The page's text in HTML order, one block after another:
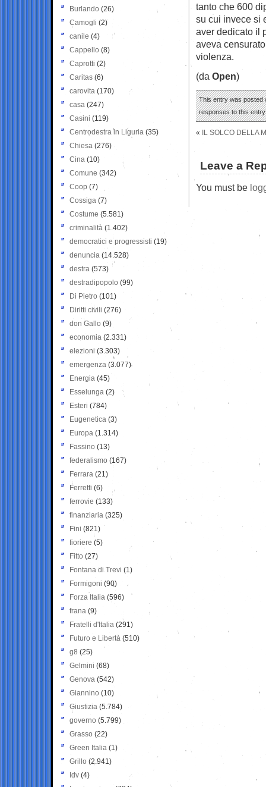
tanto che 600
su cui invece si
aver dedicato il
aveva
violenza.
(da Open)
This entry was posted
responses to this
« IL SOLCO DELLA
Leave a
You must be
Burlando (26)
Camogli (2)
canile (4)
Cappello (8)
Caprotti (2)
Caritas (6)
carovita (170)
casa (247)
Casini (119)
Centrodestra in Liguria (35)
Chiesa (276)
Cina (10)
Comune (342)
Coop (7)
Cossiga (7)
Costume (5.581)
criminalità (1.402)
democratici e progressisti (19)
denuncia (14.528)
destra (573)
destradipopolo (99)
Di Pietro (101)
Diritti civili (276)
don Gallo (9)
economia (2.331)
elezioni (3.303)
emergenza (3.077)
Energia (45)
Esselunga (2)
Esteri (784)
Eugenetica (3)
Europa (1.314)
Fassino (13)
federalismo (167)
Ferrara (21)
Ferretti (6)
ferrovie (133)
finanziaria (325)
Fini (821)
fioriere (5)
Fitto (27)
Fontana di Trevi (1)
Formigoni (90)
Forza Italia (596)
frana (9)
Fratelli d'Italia (291)
Futuro e Libertà (510)
g8 (25)
Gelmini (68)
Genova (542)
Giannino (10)
Giustizia (5.784)
governo (5.799)
Grasso (22)
Green Italia (1)
Grillo (2.941)
Idv (4)